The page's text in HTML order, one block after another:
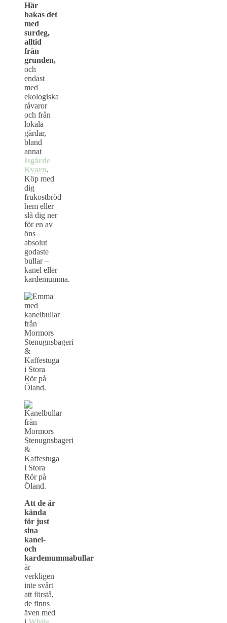
Här
bakas det
med
surdeg,
alltid
från
grunden,
och
endast
med
ekologiska
råvaror
och från
lokala
gårdar,
bland
annat
Isgärde
Kvarn.
Köp med
dig
frukostbröd
hem eller
slå dig ner
för en av
öns
absolut
godaste
bullar –
kanel eller
kardemumma.
Att de är
kända
för just
sina
kanel-
och
kardemummabullar
är
verkligen
inte svårt
att förstå,
de finns
även med